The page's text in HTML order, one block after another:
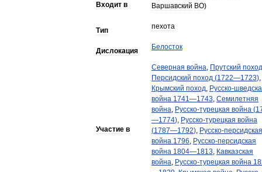
Входит в
Варшавский ВО)
Тип пехота
Дислокация Белосток
Участие в
Северная война, Прутский поход
Персидский поход (1722—1723),
Крымский поход, Русско-
война 1741—1743, Семилетняя
война, Русско-турецкая война (
—1774), Русско-турецкая война
(1787—1792), Русско-персидская
война 1796, Русско-персидская
война 1804—1813, Кавказская
война, Русско-турецкая война